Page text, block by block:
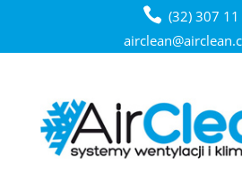
(32) 307